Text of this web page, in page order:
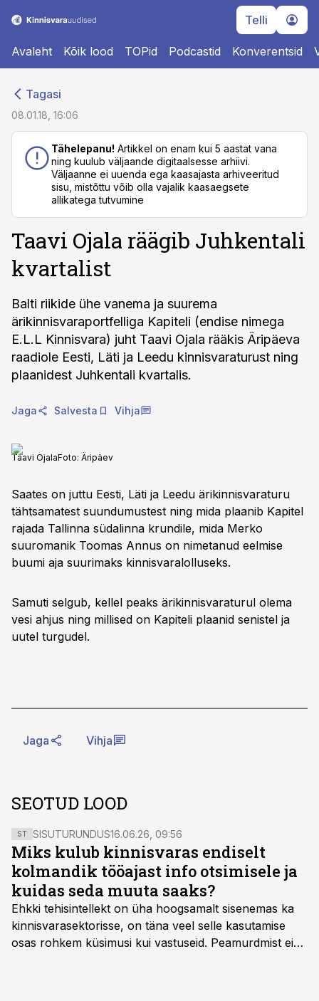
Telli
Avaleht Kõik lood TOPid Podcastid Konverentsid
Tagasi
08.01.18, 16:06
Tähelepanu! Artikkel on enam kui 5 aastat vana
ning kuulub väljaande digitaalsesse arhiivi.
Väljaanne ei uuenda ega kaasajasta arhiveeritud
sisu, mistõttu võib olla vajalik kaasaegsete
allikatega tutvumine
Taavi Ojala räägib Juhkentali
kvartalist
Balti riikide ühe vanema ja suurema
ärikinnisvaraportfelliga Kapiteli (endise nimega
E.L.L Kinnisvara) juht Taavi Ojala rääkis Äripäeva
raadiole Eesti, Läti ja Leedu kinnisvaraturust ning
plaanidest Juhkentali kvartalis.
Jaga Salvesta Vihja
Taavi OjalaFoto: Äripäev
Saates on juttu Eesti, Läti ja Leedu ärikinnisvaraturu
tähtsamatest suundumustest ning mida plaanib Kapitel
rajada Tallinna südalinna krundile, mida Merko
suuromanik Toomas Annus on nimetanud eelmise
buumi aja suurimaks kinnisvaralolluseks.
Samuti selgub, kellel peaks ärikinnisvaraturul olema
vesi ahjus ning millised on Kapiteli plaanid senistel ja
uutel turgudel.
Jaga Vihja
SEOTUD LOOD
ST SISUTURUNDUS16.06.26, 09:56
Miks kulub kinnisvaras endiselt
kolmandik tööajast info otsimisele ja
kuidas seda muuta saaks?
Ehkki tehisintellekt on üha hoogsamalt sisenemas ka
kinnisvarasektorisse, on täna veel selle kasutamise
osas rohkem küsimusi kui vastuseid. Peamurdmist ei